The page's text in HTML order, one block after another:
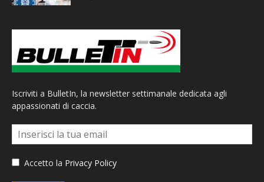
Iscriviti a BulletIn, la newsletter settimanale dedicata agli
appassionati di caccia.
Accetto la Privacy Policy